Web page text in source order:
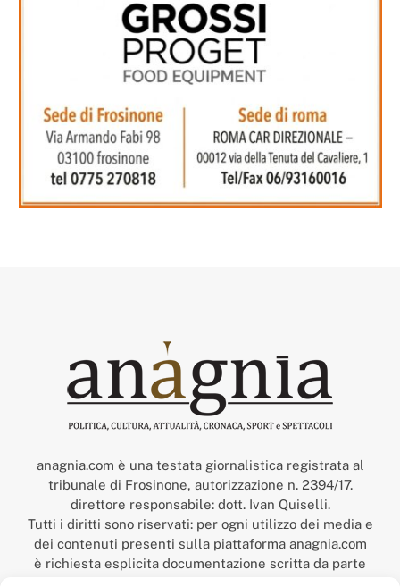
anagnia.com è una testata giornalistica registrata al
tribunale di Frosinone, autorizzazione n. 2394/17.
direttore responsabile: dott. Ivan Quiselli.
Tutti i diritti sono riservati: per ogni utilizzo dei media e
dei contenuti presenti sulla piattaforma anagnia.com
è richiesta esplicita documentazione scritta da parte